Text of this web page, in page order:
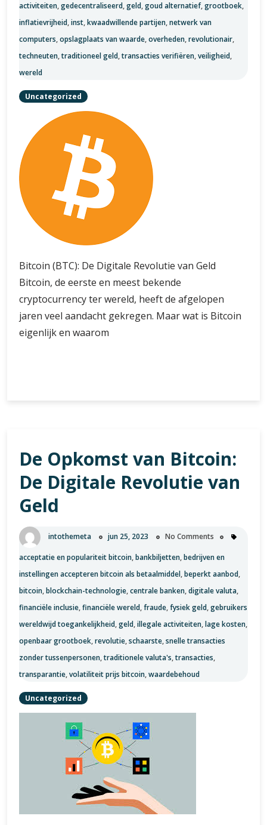
activiteiten,gedecentraliseerd,geld,goud alternatief,grootboek,
inflatievrijheid,inst,kwaadwillende partijen,netwerk van
computers,opslagplaats van waarde,overheden,revolutionair,
techneuten,traditioneel geld,transacties verifiëren,veiligheid,
wereld
Uncategorized
Bitcoin (BTC): De Digitale Revolutie van Geld
Bitcoin, de eerste en meest bekende
cryptocurrency ter wereld, heeft de afgelopen
jaren veel aandacht gekregen. Maar wat is Bitcoin
eigenlijk en waarom
De
Wereld
Verandert
De Opkomst van Bitcoin:
De Digitale Revolutie van
Geld
intothemeta jun 25, 2023 No Comments
acceptatie en populariteit bitcoin,bankbiljetten,bedrijven en
instellingen accepteren bitcoin als betaalmiddel,beperkt aanbod,
bitcoin,blockchain-technologie,centrale banken,digitale valuta,
financiële inclusie,financiële wereld,fraude,fysiek geld,gebruikers
wereldwijd toegankelijkheid,geld,illegale activiteiten,lage kosten,
openbaar grootboek,revolutie,schaarste,snelle transacties
zonder tussenpersonen,traditionele valuta's,transacties,
transparantie,volatiliteit prijs bitcoin,waardebehoud
Uncategorized